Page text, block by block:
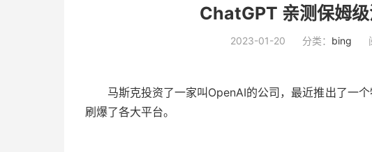
ChatGPT 亲测保姆
2023-01-20 分类： bing
马斯克投资了一家叫OpenAI的公司，最近推出了一
刷爆了各大平台。